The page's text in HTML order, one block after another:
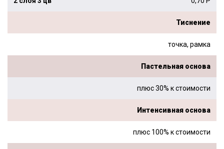
Тиснение
точка, рамка
Пастельная основа
плюс 30% к стоимости
Интенсивная основа
плюс 100% к стоимости